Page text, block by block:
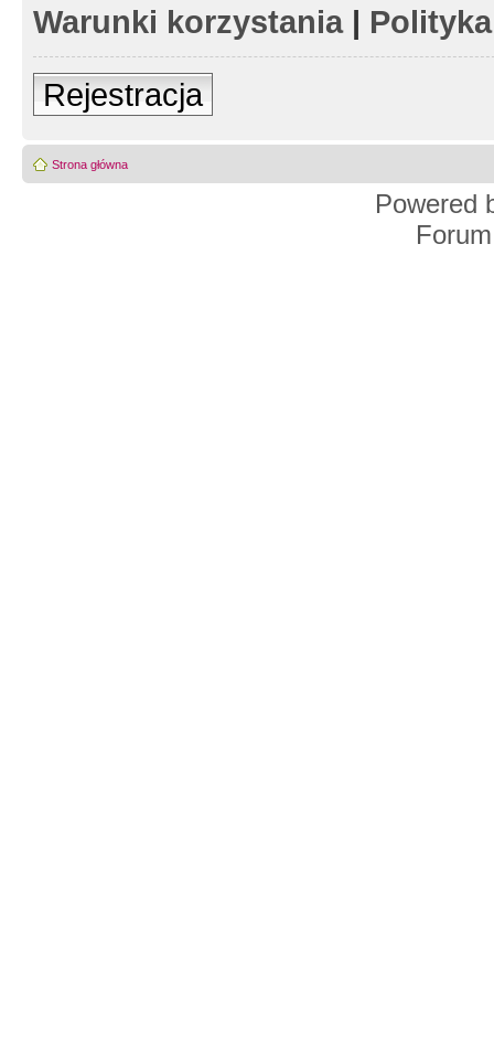
Warunki korzystania|
Rejestracja
Strona główna
Powered